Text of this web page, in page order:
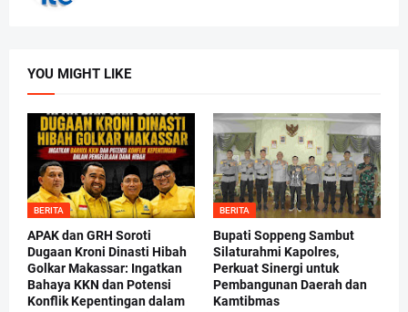
YOU MIGHT LIKE
BERITA
APAK dan GRH Soroti
Dugaan Kroni Dinasti Hibah
Golkar Makassar: Ingatkan
Bahaya KKN dan Potensi
Konflik Kepentingan dalam
BERITA
Bupati Soppeng Sambut
Silaturahmi Kapolres,
Perkuat Sinergi untuk
Pembangunan Daerah dan
Kamtibmas